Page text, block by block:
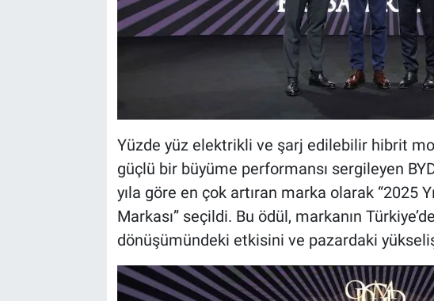
Yüzde yüz elektrikli ve şarj edilebilir hibrit
güçlü bir büyüme performansı sergileyen
yıla göre en çok artıran marka olarak “2025
Markası” seçildi. Bu ödül, markanın
dönüşümündeki etkisini ve pazardaki